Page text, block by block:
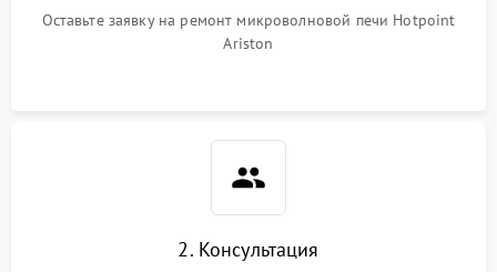
Не горит подсветка 2000 ₽ Подробнее →
Оставьте заявку на ремонт микроволновой печи Hotpoint
Ariston
2. Консультация